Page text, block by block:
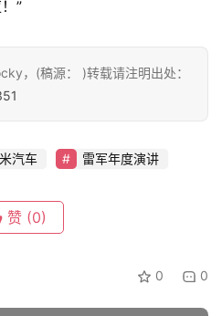
”
，(稿源： )转载请注明出处：
汽车 雷军年度演讲
赞 (0)
0 0